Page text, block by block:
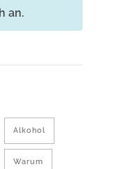
an.
Alkohol
Warum